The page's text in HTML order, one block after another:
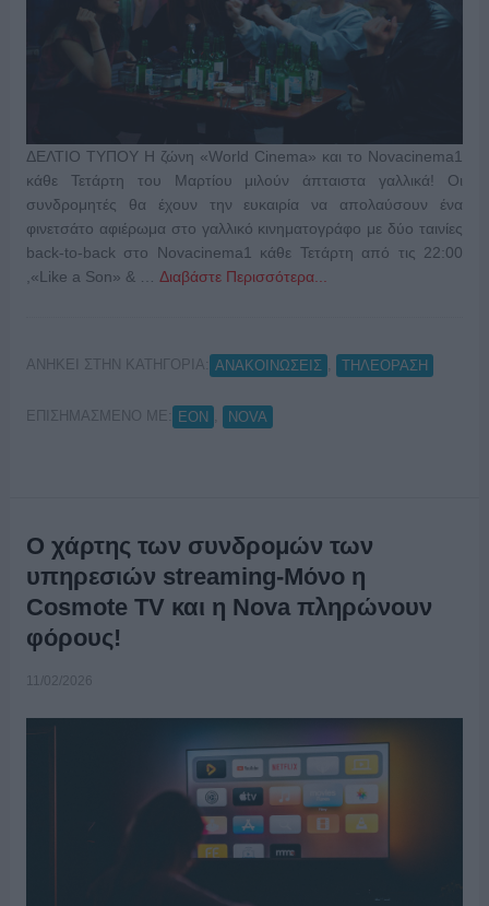
ΔΕΛΤΙΟ ΤΥΠΟΥ Η ζώνη «World Cinema» και το Novacinema1
κάθε Τετάρτη του Μαρτίου μιλούν άπταιστα γαλλικά! Οι
συνδρομητές θα έχουν την ευκαιρία να απολαύσουν ένα
φινετσάτο αφιέρωμα στο γαλλικό κινηματογράφο με δύο ταινίες
back-to-back στο Novacinema1 κάθε Τετάρτη από τις 22:00
,«Like a Son» & … Διαβάστε Περισσότερα...
ΑΝΗΚΕΙ ΣΤΗΝ ΚΑΤΗΓΟΡΙΑ: ΑΝΑΚΟΙΝΩΣΕΙΣ ΤΗΛΕΟΡΑΣΗ
ΕΠΙΣΗΜΑΣΜΕΝΟ ΜΕ: EON NOVA
Ο χάρτης των συνδρομών των
υπηρεσιών streaming-Μόνο η
Cosmote TV και η Nova πληρώνουν
φόρους!
11/02/2026